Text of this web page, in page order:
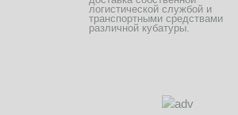
логистической службой и
транспортными средствами
различной кубатуры.